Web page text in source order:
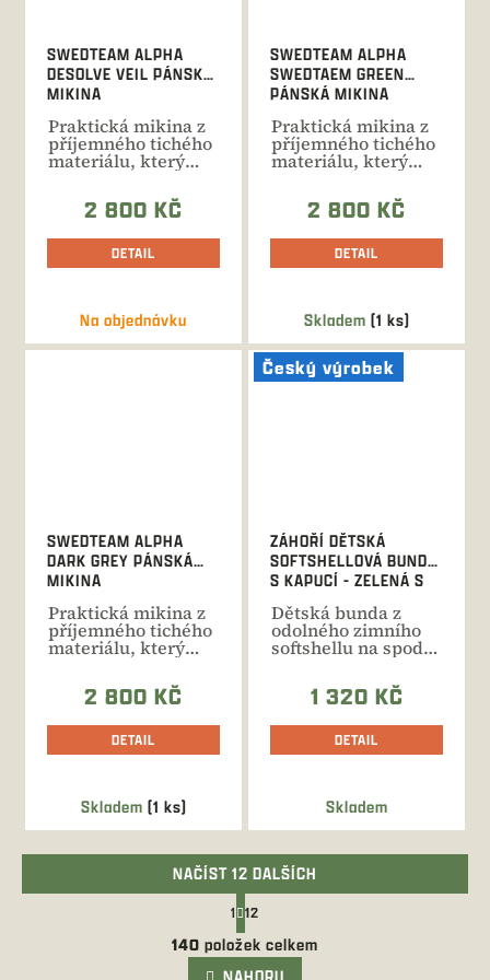
Na objednávku
SWEDTEAM ALPHA
DESOLVE VEIL PÁNSKÁ
MIKINA
Praktická mikina z
příjemného tichého
materiálu, který
neomezuje v
2 800 KČ
DETAIL
Skladem (1 ks)
SWEDTEAM ALPHA
SWEDTAEM GREEN
PÁNSKÁ MIKINA
Praktická mikina z
příjemného tichého
materiálu, který
neomezuje v
2 800 KČ
DETAIL
Skladem (1 ks)
SWEDTEAM ALPHA
DARK GREY PÁNSKÁ
MIKINA
Praktická mikina z
příjemného tichého
materiálu, který
neomezuje v
2 800 KČ
DETAIL
Český výrobek
Skladem
ZÁHOŘÍ DĚTSKÁ
SOFTSHELLOVÁ BUNDA
S KAPUCÍ - ZELENÁ S
JELENY
Dětská bunda z
odolného zimního
softshellu na spodní
příjemným...
1 320 KČ
DETAIL
O
v
NAČÍST 12 DALŠÍCH
t
r
á
1 12
140 položek celkem